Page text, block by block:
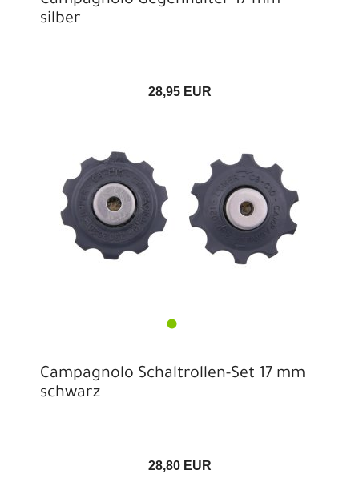
silber
28,95 EUR
Campagnolo Schaltrollen-Set 17 mm
schwarz
28,80 EUR